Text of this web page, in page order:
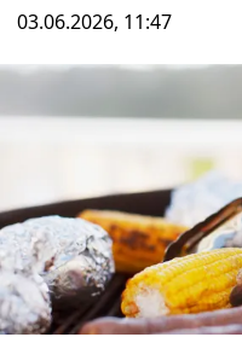
03.06.2026, 11:47